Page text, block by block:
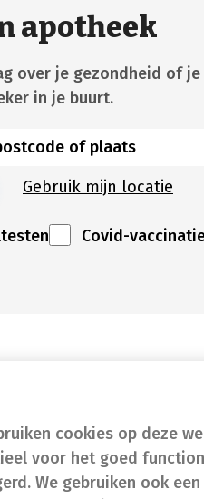
cookies op deze
voor het goed
We gebruiken ook
apotheek
over je gezondheid of
in je buurt.
Gebruik mijn locatie
Covid-